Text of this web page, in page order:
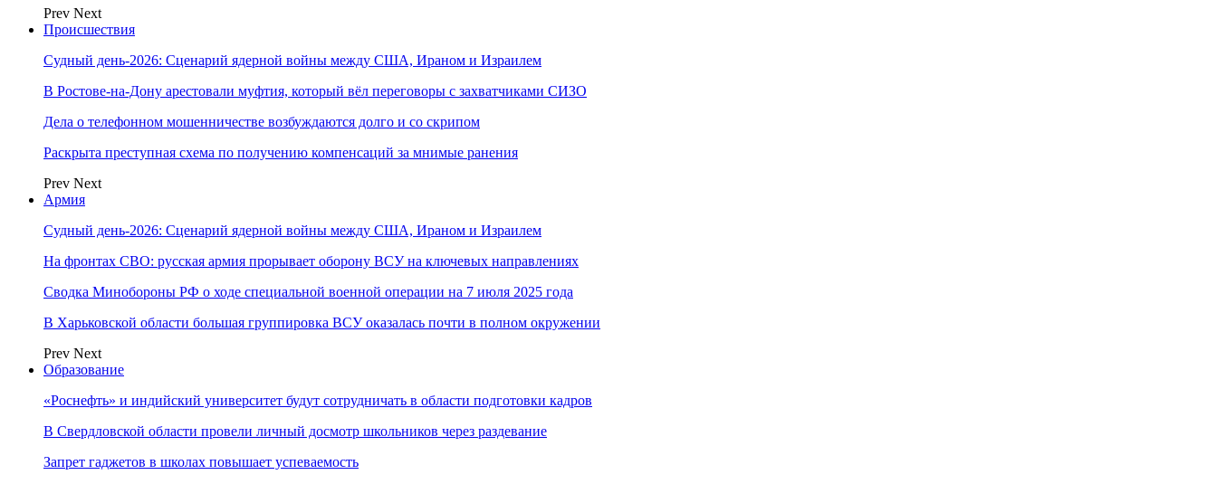
Prev Next
Происшествия
Судный день-2026: Сценарий ядерной войны между США, Ираном и Израилем
В Ростове-на-Дону арестовали муфтия, который вёл переговоры с захватчиками СИЗО
Дела о телефонном мошенничестве возбуждаются долго и со скрипом
Раскрыта преступная схема по получению компенсаций за мнимые ранения
Prev Next
Армия
Судный день-2026: Сценарий ядерной войны между США, Ираном и Израилем
На фронтах СВО: русская армия прорывает оборону ВСУ на ключевых направлениях
Сводка Минобороны РФ о ходе специальной военной операции на 7 июля 2025 года
В Харьковской области большая группировка ВСУ оказалась почти в полном окружении
Prev Next
Образование
«Роснефть» и индийский университет будут сотрудничать в области подготовки кадров
В Свердловской области провели личный досмотр школьников через раздевание
Запрет гаджетов в школах повышает успеваемость